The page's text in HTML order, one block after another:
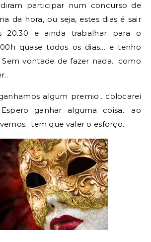
participar num concurso de
da hora, ou seja, estes dias é sair
20.30 e ainda trabalhar para o
quase todos os dias… e tenho
Sem vontade de fazer nada.. como
algum premio.. colocarei
Espero ganhar alguma coisa.. ao
tem que valer o esforço..